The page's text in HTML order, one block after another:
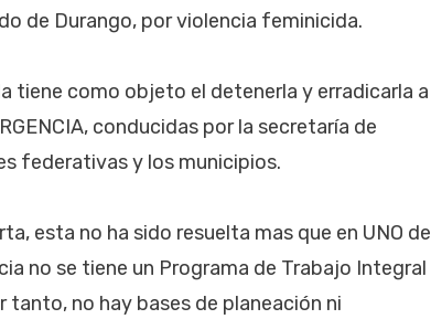
de Durango, por violencia feminicida.
tiene como objeto el detenerla y erradicarla a
conducidas por la secretaría de
federativas y los municipios.
esta no ha sido resuelta mas que en UNO de
no se tiene un Programa de Trabajo Integral
no hay bases de planeación ni